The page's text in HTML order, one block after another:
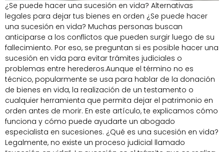
¿Se puede hacer una sucesión en vida? Alternativas
legales para dejar tus bienes en orden ¿Se puede hacer
una sucesión en vida? Muchas personas buscan
anticiparse a los conflictos que pueden surgir luego de su
fallecimiento. Por eso, se preguntan si es posible hacer una
sucesión en vida para evitar trámites judiciales o
problemas entre herederos.Aunque el término no es
técnico, popularmente se usa para hablar de la donación
de bienes en vida, la realización de un testamento o
cualquier herramienta que permita dejar el patrimonio en
orden antes de morir. En este artículo, te explicamos cómo
funciona y cómo puede ayudarte un abogado
especialista en sucesiones. ¿Qué es una sucesión en vida?
Legalmente, no existe un proceso judicial llamado